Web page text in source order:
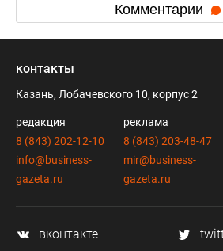
Комментарии
контакты
Казань, Лобачевского 10, корпус 2
редакция
8 (843) 202-12-10
info@business-
gazeta.ru
реклама
8 (843) 203-48-47
mir@business-
gazeta.ru
вконтакте